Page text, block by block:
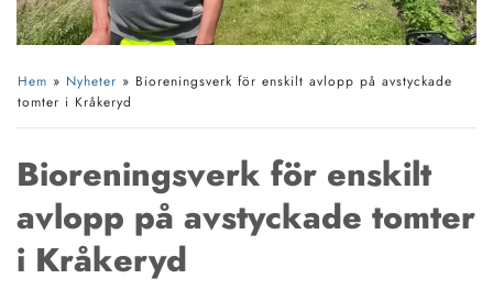
Hem » Nyheter » Bioreningsverk för enskilt avlopp på avstyckade
tomter i Kråkeryd
Bioreningsverk för enskilt
avlopp på avstyckade tomter
i Kråkeryd